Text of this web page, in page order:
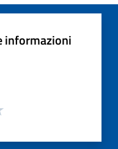
informazioni